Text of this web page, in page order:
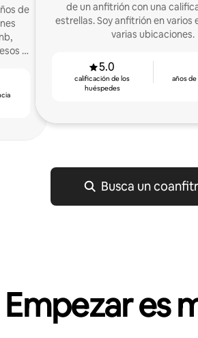
de
y
de un anfitrión con una
estrellas. Soy anfitrión en varios
varias ubicaciones.
5.0
calificación de los
huéspedes
años
Busca un
Empezar es